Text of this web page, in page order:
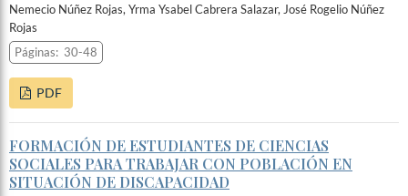
Nemecio Núñez Rojas, Yrma Ysabel Cabrera Salazar, José Rogelio Núñez
Rojas
Páginas:30-48
PDF
FORMACIÓN DE ESTUDIANTES DE CIENCIAS
SOCIALES PARA TRABAJAR CON POBLACIÓN EN
SITUACIÓN DE DISCAPACIDAD